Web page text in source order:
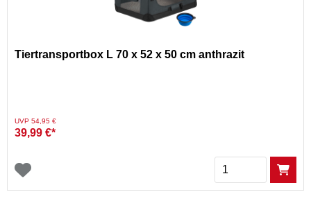
Tiertransportbox L 70 x 52 x 50 cm anthrazit
Preis reduziert von
UVP 54,95 €auf
39,99 €*
Menge